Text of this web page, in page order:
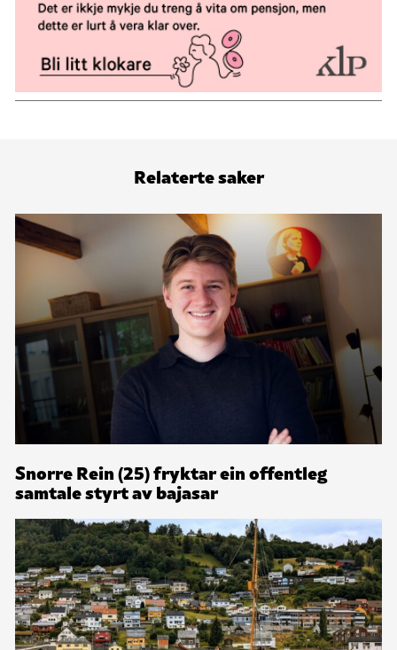
Relaterte saker
Snorre Rein (25) fryktar ein offentleg
samtale styrt av bajasar